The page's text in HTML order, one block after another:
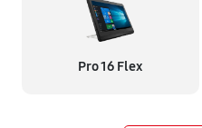
Pro 16 Flex